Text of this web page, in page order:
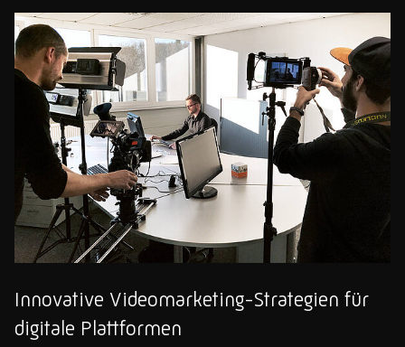
Innovative Videomarketing-Strategien für
digitale Plattformen